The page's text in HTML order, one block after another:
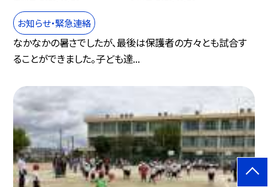
お知らせ・緊急連絡
なかなかの暑さでしたが、最後は保護者の方々とも試合す
ることができました。子ども達...